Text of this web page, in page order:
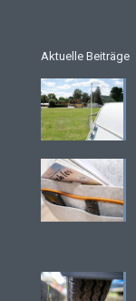
Aktuelle Beiträge